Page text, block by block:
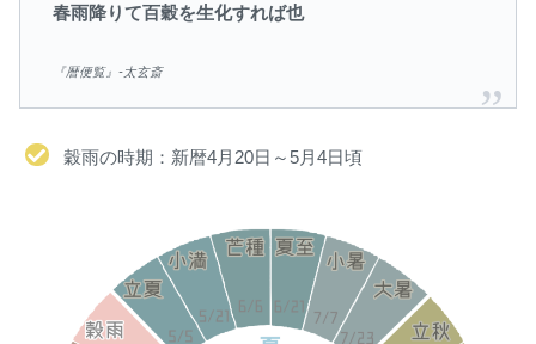
春雨降りて百穀を生化すれば也
『暦便覧』-太玄斎
穀雨の時期：新暦4月20日～5月4日頃